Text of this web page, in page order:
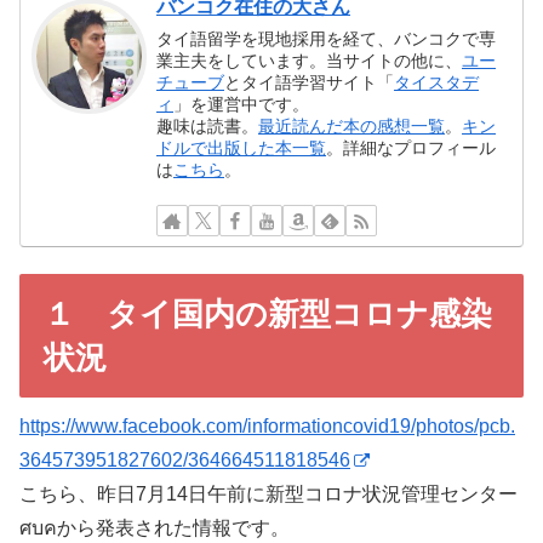
バンコク在住の大さん
タイ語留学を現地採用を経て、バンコクで専
業主夫をしています。当サイトの他に、 ユー
チューブとタイ語学習サイト「タイスタデ
ィ 」を運営中です。
趣味は読書。最近読んだ本の感想一覧。 キン
ドルで出版した本一覧。詳細なプロフィール
はこちら 。
１ タイ国内の新型コロナ感染
状況
https://www.facebook.com/informationcovid19/photos/pcb.
364573951827602/364664511818546
こちら、昨日7月14日午前に新型コロナ状況管理センター
ศบคから発表された情報です。